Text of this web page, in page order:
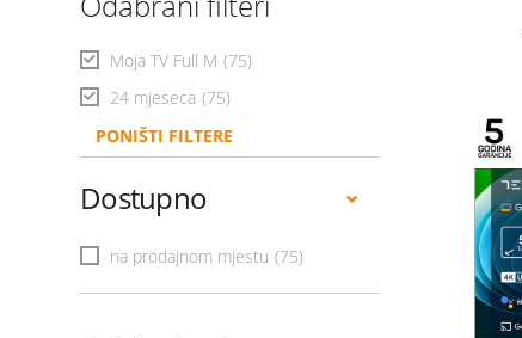
Moja TV Full M (75)
24 mjeseca (75)
PONIŠTI FILTERE
Dostupno
na prodajnom mjestu (75)